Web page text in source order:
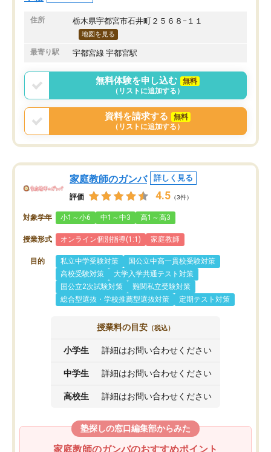
住所 栃木県宇都宮市石井町２５６８−１１
地図を見る
最寄り駅 宇都宮線 宇都宮駅
無料体験を申し込む
無料
（リストに追加する）
資料を請求する
無料
（リストに追加する）
家庭教師のガンバ 詳しく見る
評価 4.5 （3件）
対象学年 小1～小6 中1～中3 高1～高3
授業形式 オンライン個別指導(1:1) 家庭教師
目的 私立中学受験対策
国公立中高一貫校受験対策
高校受験対策
大学入学共通テスト対策
国公立2次試験対策
難関私立受験対策
総合型選抜・学校推薦型選抜対策
定期テスト対策
授業料の目安 （税込）
小学生 詳細はお問い合わせください
中学生 詳細はお問い合わせください
高校生 詳細はお問い合わせください
塾探しの窓口編集部からみた
家庭教師のガンバのおすすめポイント